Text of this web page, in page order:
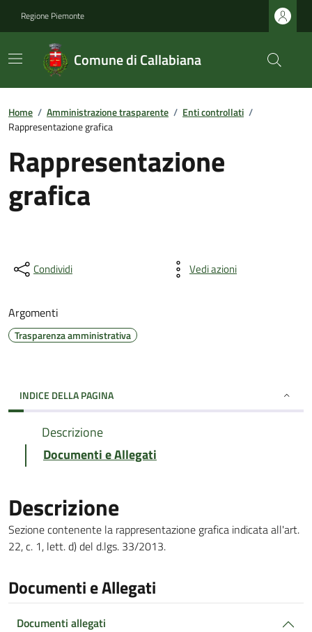
Regione Piemonte
Comune di Callabiana
Home / Amministrazione trasparente / Enti controllati /
Rappresentazione grafica
Rappresentazione
grafica
Condividi Vedi azioni
Argomenti
Trasparenza amministrativa
INDICE DELLA PAGINA
Descrizione
Documenti e Allegati
Descrizione
Sezione contenente la rappresentazione grafica indicata all'art.
22, c. 1, lett. d) del d.lgs. 33/2013.
Documenti e Allegati
Documenti allegati